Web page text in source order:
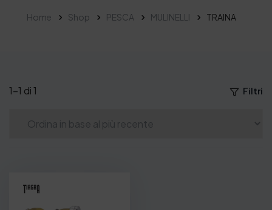
Home Shop PESCA MULINELLI TRAINA
1–1 di 1 Filtri